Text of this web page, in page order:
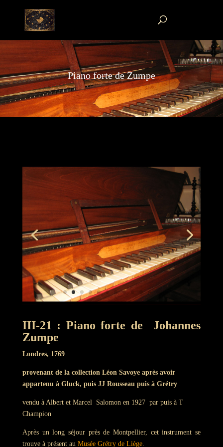
Piano forte de Zumpe
III-21 : Piano forte de Johannes
Zumpe
Londres, 1769
provenant de la collection Léon Savoye après avoir
appartenu àGluck, puis JJ Rousseau puis à Grétry
vendu à Albert et Marcel Salomon en 1927 par puis à T
Champion
Après un long séjour près de Montpellier, cet instrument se
trouve à présent au Musée Grétry de Liège.